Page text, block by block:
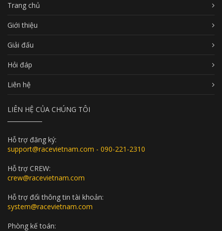
Trang chủ
Giới thiệu
Giải đấu
Hỏi đáp
Liên hệ
LIÊN HỆ CỦA CHÚNG TÔI
Hỗ trợ đăng ký:
support@racevietnam.com - 090-221-2310
Hỗ trợ CREW:
crew@racevietnam.com
Hỗ trợ đổi thông tin tài khoản:
system@racevietnam.com
Phòng kế toán: